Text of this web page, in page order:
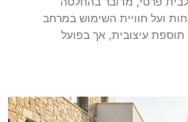
ועל חוויית השימוש במרחב
תוספת עיצובית, אך בפועל